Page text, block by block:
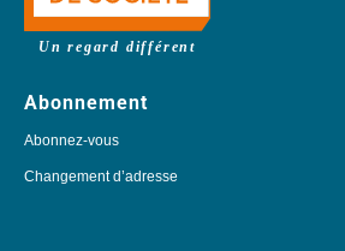
Un regard différent
Abonnement
Abonnez-vous
Changement d’adresse